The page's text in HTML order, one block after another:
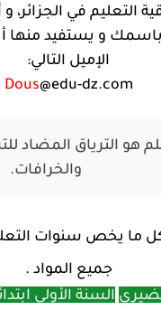
التعليم في الجزائر،
و يستفيد منها
الإميل التالي:
Dous@edu-dz.com
هو الترياق المضاد
والخرافات.
ما يخص سنوات
جميع المواد .
السنة الأولى